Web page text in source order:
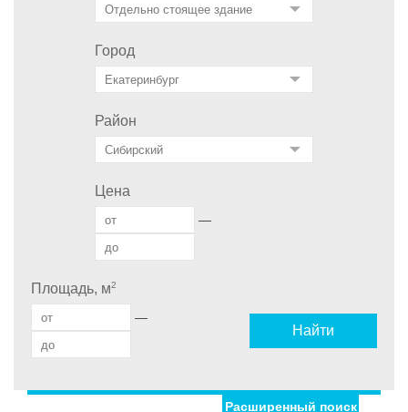
Город
Район
Цена
—
Площадь, м2
—
Найти
Расширенный поиск